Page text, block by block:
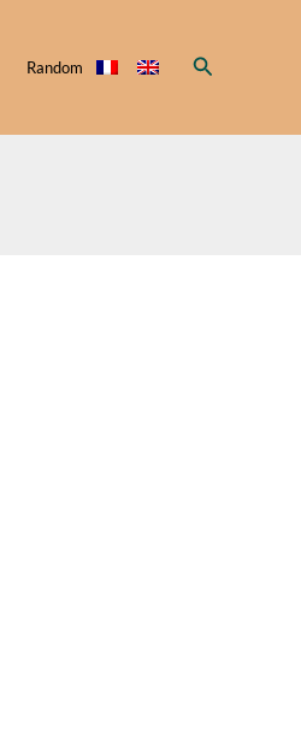
Random Search